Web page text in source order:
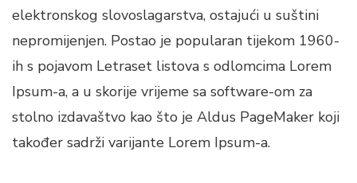
elektronskog slovoslagarstva, ostajući u suštini
nepromijenjen. Postao je popularan tijekom 1960-
ih s pojavom Letraset listova s odlomcima Lorem
Ipsum-a, a u skorije vrijeme sa software-om za
stolno izdavaštvo kao što je Aldus PageMaker koji
također sadrži varijante Lorem Ipsum-a.